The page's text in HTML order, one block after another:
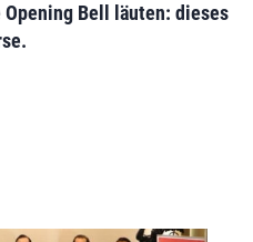
Bell läuten: dieses